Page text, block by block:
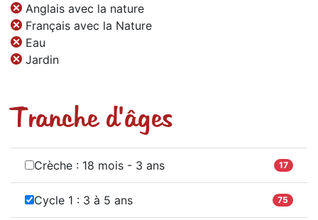
Anglais avec la nature
Français avec la Nature
Eau
Jardin
Tranche d'âges
Crèche : 18 mois - 3 ans 17
Cycle 1 : 3 à 5 ans 75